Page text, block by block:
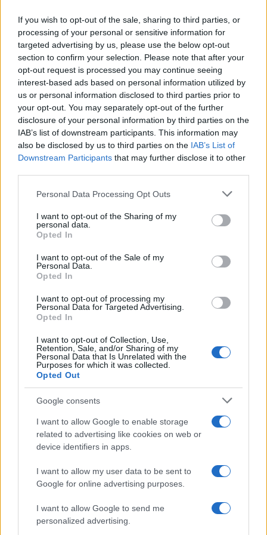
If you wish to opt-out of the sale, sharing to third parties, or
processing of your personal or sensitive information for
targeted advertising by us, please use the below opt-out
section to confirm your selection. Please note that after your
opt-out request is processed you may continue seeing
interest-based ads based on personal information utilized by
us or personal information disclosed to third parties prior to
your opt-out. You may separately opt-out of the further
disclosure of your personal information by third parties on the
IAB’s list of downstream participants. This information may
also be disclosed by us to third parties on the IAB’s List of
Downstream Participants that may further disclose it to other
Please note that this website/app uses one or more Google
not limited to your visit or usage behaviour. You may click to
grant or deny consent to Google and its third-party tags to
use your data for below specified purposes in below Google
consent section.
Personal Data Processing Opt Outs
I want to opt-out of the Sharing of my
personal data.
Opted In
I want to opt-out of the Sale of my
Personal Data.
Opted In
I want to opt-out of processing my
Personal Data for Targeted Advertising.
Opted In
I want to opt-out of Collection, Use,
Retention, Sale, and/or Sharing of my
Personal Data that Is Unrelated with the
Purposes for which it was collected.
Opted Out
Google consents
I want to allow Google to enable storage
related to advertising like cookies on web or
device identifiers in apps.
I want to allow my user data to be sent to
Google for online advertising purposes.
I want to allow Google to send me
personalized advertising.
Σχόλια
Σχολίασε εδώ
50 /50
Υποβολή σχολίου
Όροι Χρήσης
. Το site προστατεύεται από reCAPTCHA, ισχύουν
Πολιτική Απορρήτου&Όροι Χρήσηςτης Google.
ΜΑΡΙΑ ΙΩΑΝΝΙΔΟΥ
Share:
Ακολουθήστε το Νewsit.gr στοGoogle Newsκαι
ενημερωθείτε πρώτοι για όλη την ειδησεογραφία και τα
Ισιδώρων
Έκανε ερωτική
ενήλικη
Πιο δημοφιλή
Σοκαριστική υπόθεση στην Κρήτη:
Τουρίστας ρωτούσε πόσο να πληρώσει για